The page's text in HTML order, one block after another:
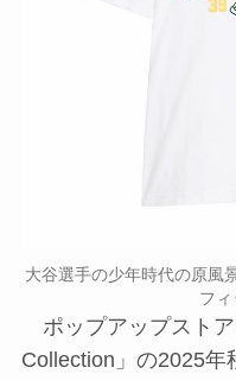
大谷選手の少年時代の原風
フ
ポップアップスト
Collection」の2025年